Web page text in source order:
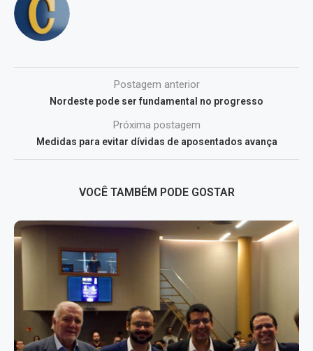
Postagem anterior
Nordeste pode ser fundamental no progresso
Próxima postagem
Medidas para evitar dívidas de aposentados avança
VOCÊ TAMBÉM PODE GOSTAR